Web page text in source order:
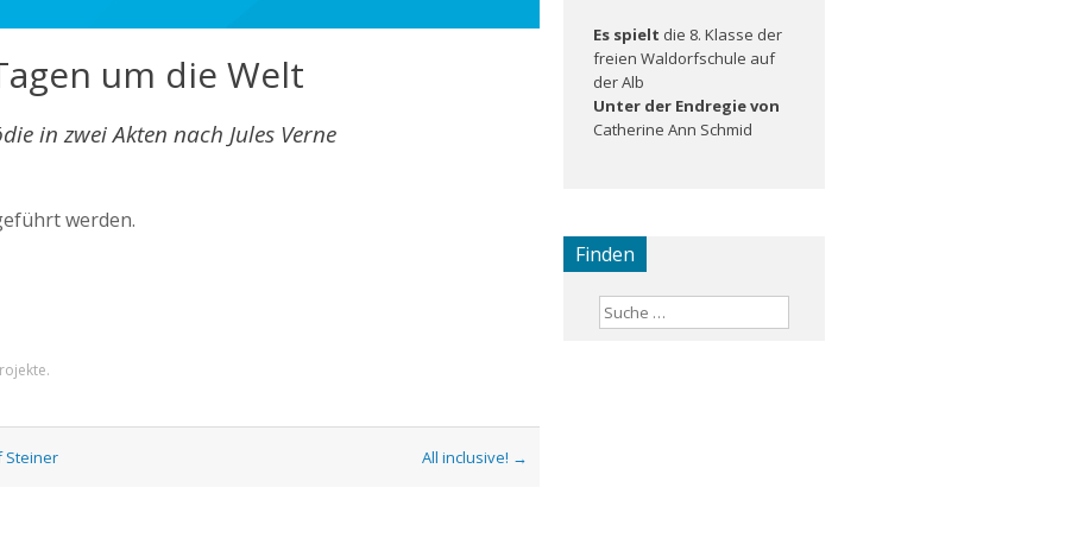
um die Welt
in zwei Akten nach Jules Verne
werden.
.
Steiner All inclusive! →
Es spielt die 8. Klasse der
freien Waldorfschule auf
der Alb
Unter der Endregie von
Catherine Ann Schmid
Finden
Suchen